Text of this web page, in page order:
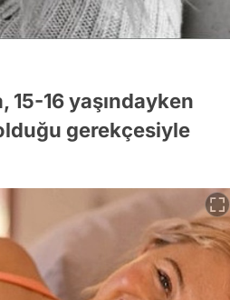
16 yaşındayken
gerekçesiyle